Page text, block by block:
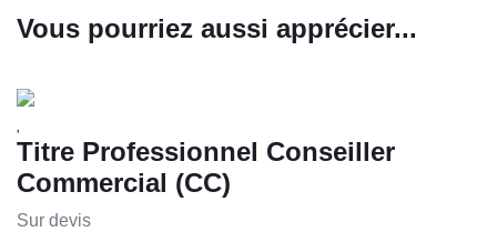
Vous pourriez aussi apprécier...
Titre Professionnel Conseiller
Commercial (CC)
Sur devis